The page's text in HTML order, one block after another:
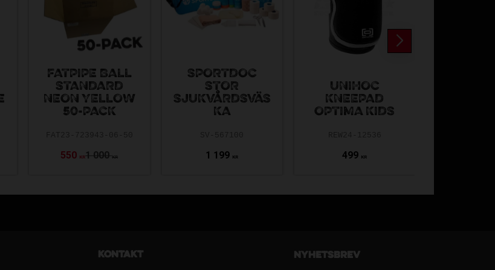
FATPIPE BALL
STANDARD
NEON YELLOW
50-PACK
550 KR1 000 KR
SPORTDOC
STOR
SJUKVÅRDSVÄS
KA
1 199 KR
UNIHOC
KNEEPAD
OPTIMA KIDS
499 KR
Kontakt Nyhetsbrev